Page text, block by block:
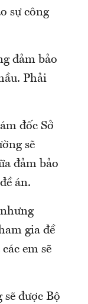
sự công
đảm bảo
Phải
đốc Sở
sẽ
đảm bảo
án.
gia đề
em sẽ
được Bộ